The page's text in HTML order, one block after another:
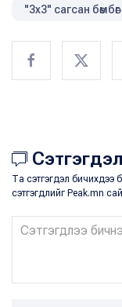
"3х3" сагсан бөмбөг
Та сэтгэгдэл бичихдээ
сэтгэгдлийг Peak.mn